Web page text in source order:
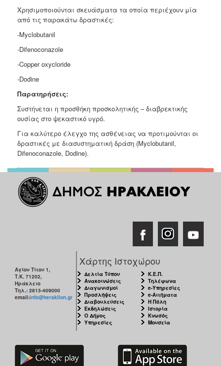
Χρησιμοποιούνται σκευάσματα τα οποία περιέχουν μία
από τις παρακάτω δραστικές:
-Myclobutanil
-Difenoconazole
-Copper oxycloride
-Dodine
Παρατηρήσεις:
Συστήνεται η προσθήκη προσκολητικής – διαβρεκτικής
ουσίας στο ψεκαστικό υγρό.
Για καλύτερο έλεγχο της ασθένειας να προτιμούνται οι
δραστικές με διασυστηματική δράση (Myclobutanil,
Difenoconazole, Dodine).
Αγίου Τίτου 1,
Τ.Κ. 71202,
Ηράκλειο
Τηλ.: 2813-409000
email:info@heraklion.gr
Χάρτης Ιστοχώρου
Δελτία Τύπου
Ανακοινώσεις
Διαγωνισμοί
Προσλήψεις
Διαβουλεύσεις
Εκδηλώσεις
Ο Δήμος
Υπηρεσίες
Κ.Ε.Π.
Τηλέφωνα
e-Υπηρεσίες
e-Αιτήματα
Η Πόλη
Ιστορία
Κνωσός
Μουσεία